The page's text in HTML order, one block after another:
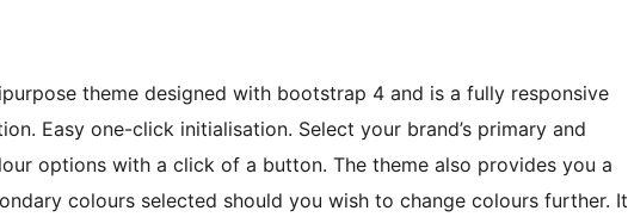
theme designed with bootstrap 4 and is a fully responsive
Easy one-click initialisation. Select your brand’s primary and
options with a click of a button. The theme also provides you a
colours selected should you wish to change colours further. It